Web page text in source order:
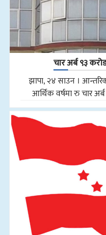
चार अर्ब ९३
झापा, २४ साउन ।
आर्थिक वर्षमा रु चार